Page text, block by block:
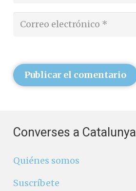
Publicar el comentario
Converses a Catalunya
Quiénes somos
Suscríbete